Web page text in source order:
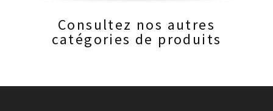
Consultez nos autres
catégories de produits